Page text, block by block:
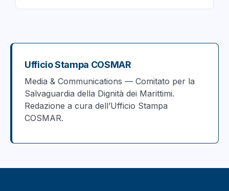
Ufficio Stampa COSMAR
Media & Communications — Comitato per la
Salvaguardia della Dignità dei Marittimi.
Redazione a cura dell’Ufficio Stampa
COSMAR.